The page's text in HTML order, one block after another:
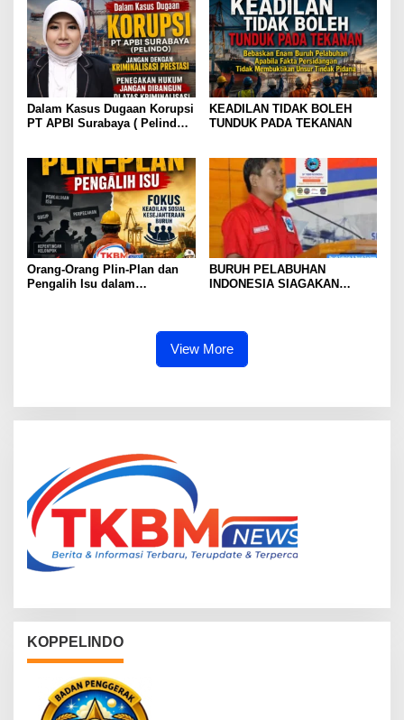
KEJAYAAN. WARISI
KEBERANIAN UNTUK
MENCIPTAKANNYA KEMBALI
BURUH PELABUHAN,
KONSOLIDASI LINTAS
ELEMEN DEWAN BURUH
PELABUHAN INDONESIA
TERUS DIPERKUAT
Dalam Kasus Dugaan Korupsi
PT APBI Surabaya ( Pelindo
Jangan Dibangun di Atas
Kriminalisasi
KEADILAN TIDAK BOLEH
TUNDUK PADA TEKANAN
Orang-Orang Plin-Plan dan
Pengalih Isu dalam
BURUH PELABUHAN
INDONESIA SIAGAKAN
View More
KOPPELINDO